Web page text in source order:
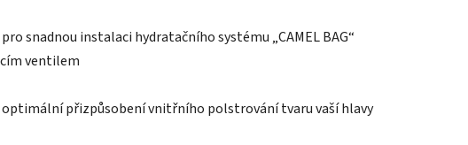
snadnou instalaci hydratačního systému „CAMEL BAG“
ventilem
optimální přizpůsobení vnitřního polstrování tvaru vaší hlavy